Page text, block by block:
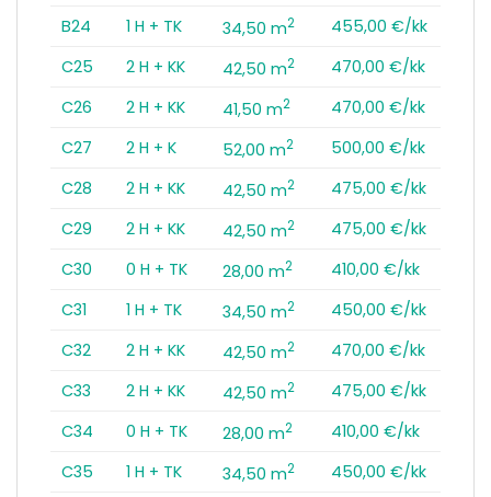
B24
1 H + TK 34,50 m2
455,00 €/kk
C25
2 H + KK 42,50 m2
470,00 €/kk
C26
2 H + KK 41,50 m2
470,00 €/kk
C27
2 H + K 52,00 m2
500,00 €/kk
C28
2 H + KK 42,50 m2
475,00 €/kk
C29
2 H + KK 42,50 m2
475,00 €/kk
C30
0 H + TK 28,00 m2
410,00 €/kk
C31
1 H + TK 34,50 m2
450,00 €/kk
C32
2 H + KK 42,50 m2
470,00 €/kk
C33
2 H + KK 42,50 m2
475,00 €/kk
C34
0 H + TK 28,00 m2
410,00 €/kk
C35
1 H + TK 34,50 m2
450,00 €/kk